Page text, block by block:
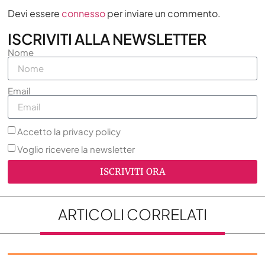
Devi essere connessoper inviare un commento.
ISCRIVITI ALLA NEWSLETTER
Nome
Email
Accetto la privacy policy
Voglio ricevere la newsletter
ISCRIVITI ORA
ARTICOLI CORRELATI